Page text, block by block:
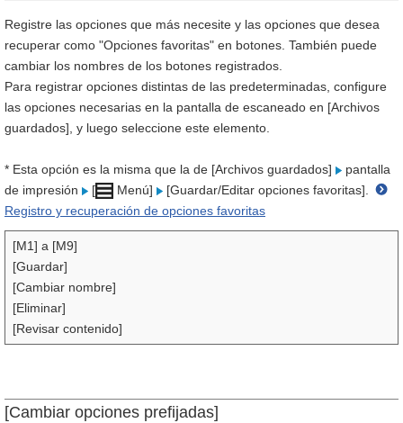
Registre las opciones que más necesite y las opciones que desea
recuperar como "Opciones favoritas" en botones. También puede
cambiar los nombres de los botones registrados.
Para registrar opciones distintas de las predeterminadas, configure
las opciones necesarias en la pantalla de escaneado en [Archivos
guardados], y luego seleccione este elemento.
* Esta opción es la misma que la de [Archivos guardados]
pantalla
de impresión
[ Menú]
[Guardar/Editar opciones favoritas].
Registro y recuperación de opciones favoritas
[M1] a [M9]
[Guardar]
[Cambiar nombre]
[Eliminar]
[Revisar contenido]
[Cambiar opciones prefijadas]